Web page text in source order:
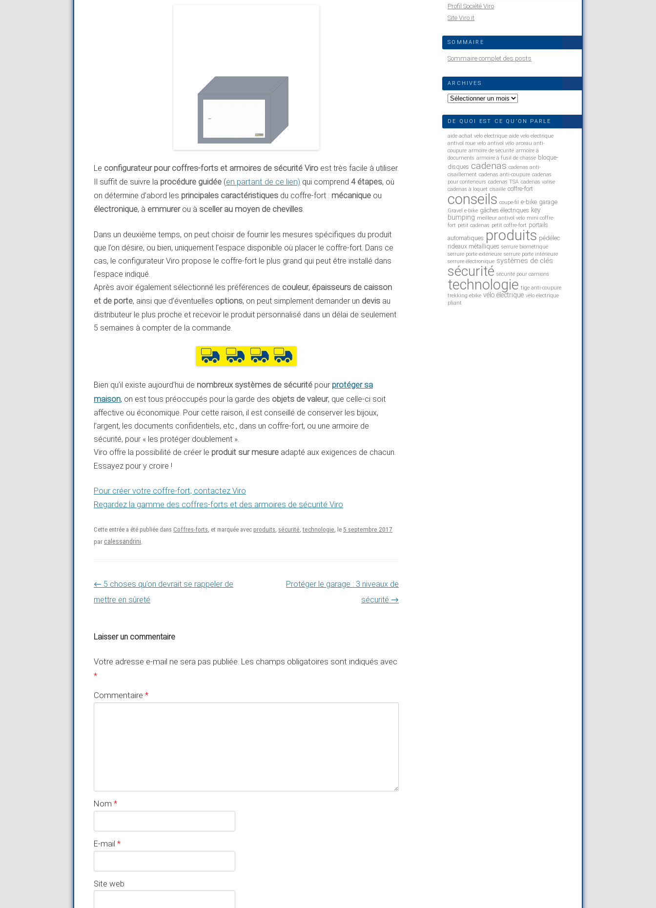
Le configurateur pour coffres-forts et armoires de sécurité Viro est très facile à utiliser.
Il suffit de suivre la procédure guidée (en partant de ce lien) qui comprend 4 étapes, où
on détermine d’abord les principales caractéristiques du coffre-fort : mécanique ou
électronique, à emmurerou à sceller au moyen de chevilles.
Dans un deuxième temps, on peut choisir de fournir les mesures spécifiques du produit
que l’on désire, ou bien, uniquement l’espace disponible où placer le coffre-fort. Dans ce
cas, le configurateur Viro propose le coffre-fort le plus grand qui peut être installé dans
l’espace indiqué.
Après avoir également sélectionné les préférences de couleur, épaisseurs de caisson
et de porte, ainsi que d’éventuelles options, on peut simplement demander un devis au
distributeur le plus proche et recevoir le produit personnalisé dans un délai de seulement
5 semaines à compter de la commande.
Bien qu’il existe aujourd’hui de nombreux systèmes de sécurité pour protéger sa
maison, on est tous préoccupés pour la garde des objets de valeur, que celle-ci soit
affective ou économique. Pour cette raison, il est conseillé de conserver les bijoux,
l’argent, les documents confidentiels, etc., dans un coffre-fort, ou une armoire de
sécurité, pour « les protéger doublement ».
Viro offre la possibilité de créer le produit sur mesure adapté aux exigences de chacun.
Essayez pour y croire !
Pour créer votre coffre-fort, contactez Viro
Regardez la gamme des coffres-forts et des armoires de sécurité Viro
Cette entrée a été publiée dans Coffres-forts , et marquée avec produits sécurité ,technologie , le 5 septembre 2017
par calessandrini
Navigation des articles
← 5 choses qu’on devrait se rappeler de
mettre en sûreté
Protéger le garage : 3 niveaux de
sécurité →
Laisser un commentaire
Votre adresse e-mail ne sera pas publiée. Les champs obligatoires sont indiqués avec
*
Commentaire *
Nom *
E-mail *
Site web
Profil Société Viro
Site Viro.it
SOMMAIRE
Sommaire complet des posts
ARCHIVES
Archives
DE QUOI EST CE QU’ON PARLE
aide achat velo electrique aide velo electrique
antivol roue velo antivol vélo arceau anti-
coupure armoire de sécurité armoire à
documents armoire à fusil de chasse bloque-
disques cadenas cadenas anti-
cisaillement cadenas anti-coupure cadenas
pour conteneurs cadenas TSA cadenas valise
cadenas à loquet cisaille coffre-fort
conseils coupe-fil e-bike garage
Gravel e-bike gâches électriques key
bumping meilleur antivol velo mini coffre-
fort petit cadenas petit coffre-fort portails
automatiques produits pédélec
rideaux métalliques serrure biométrique
serrure porte extérieure serrure porte intérieure
serrure électronique systèmes de clés
sécurité sécurité pour camions
technologie tige anti-coupure
trekking ebike vélo électrique vélo électrique
pliant